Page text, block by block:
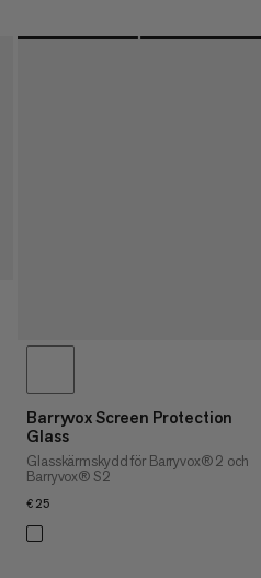
Barryvox Screen Protection
Glass
Glasskärmskydd för Barryvox® 2 och
Barryvox® S2
€25